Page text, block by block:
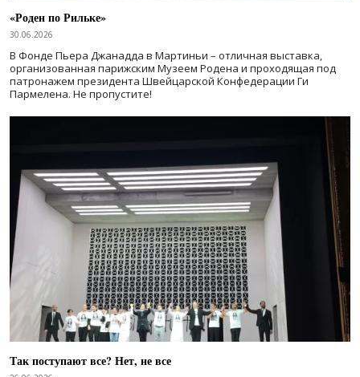
«Роден по Рильке»
30.06.2026
В Фонде Пьера Джанадда в Мартиньи – отличная выставка,
организованная парижским Музеем Родена и проходящая под
патронажем президента Швейцарской Конфедерации Ги
Пармелена. Не пропустите!
Так поступают все? Нет, не все